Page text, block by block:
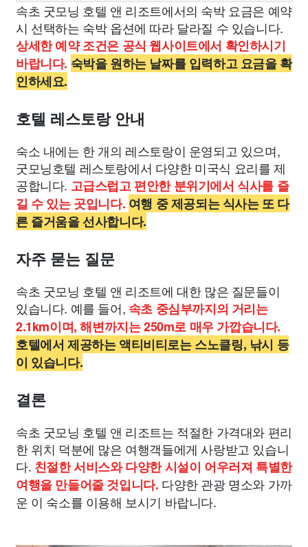
속초 굿모닝 호텔 앤 리조트에서의 숙박 요금은 예약
시 선택하는 숙박 옵션에 따라 달라질 수 있습니다.
상세한 예약 조건은 공식 웹사이트에서 확인하시기
바랍니다. 숙박을 원하는 날짜를 입력하고 요금을 확
인하세요.
호텔 레스토랑 안내
숙소 내에는 한 개의 레스토랑이 운영되고 있으며,
굿모닝호텔 레스토랑에서 다양한 미국식 요리를 제
공합니다. 고급스럽고 편안한 분위기에서 식사를 즐
길 수 있는 곳입니다. 여행 중 제공되는 식사는 또 다
른 즐거움을 선사합니다.
자주 묻는 질문
속초 굿모닝 호텔 앤 리조트에 대한 많은 질문들이
있습니다. 예를 들어, 속초 중심부까지의 거리는
2.1km이며, 해변까지는 250m로 매우 가깝습니다.
호텔에서 제공하는 액티비티로는 스노클링, 낚시 등
이 있습니다.
결론
속초 굿모닝 호텔 앤 리조트는 적절한 가격대와 편리
한 위치 덕분에 많은 여행객들에게 사랑받고 있습니
다. 친절한 서비스와 다양한 시설이 어우러져 특별한
여행을 만들어줄 것입니다. 다양한 관광 명소와 가까
운 이 숙소를 이용해 보시기 바랍니다.